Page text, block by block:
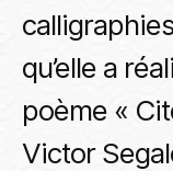
qu’elle a
poème «
Victor